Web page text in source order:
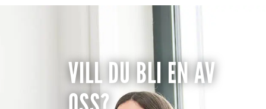
VILL DU BLI EN AV